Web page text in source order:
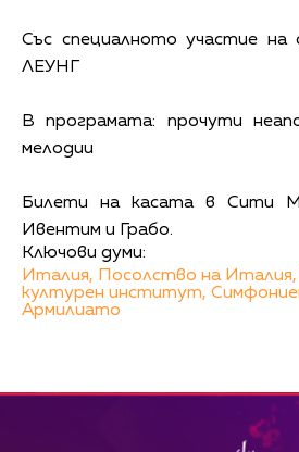
Със специалното участие
ЛЕУНГ
В програмата: прочути
мелодии
Билети на касата в Сити
Ивентим и Грабо.
Ключови думи:
Италия, Посолство на Италия,
културен институт,
Армилиато